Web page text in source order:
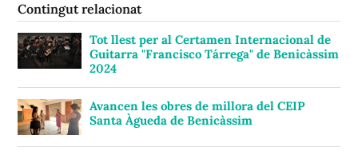
Contingut relacionat
Tot llest per al Certamen Internacional de
Guitarra "Francisco Tárrega" de Benicàssim
2024
Avancen les obres de millora del CEIP
Santa Àgueda de Benicàssim